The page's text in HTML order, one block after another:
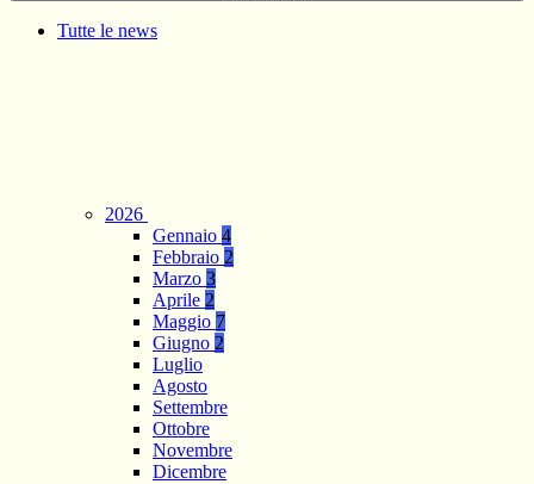
Tutte le news
2026
Gennaio 4
Febbraio 2
Marzo 3
Aprile 2
Maggio 7
Giugno 2
Luglio
Agosto
Settembre
Ottobre
Novembre
Dicembre